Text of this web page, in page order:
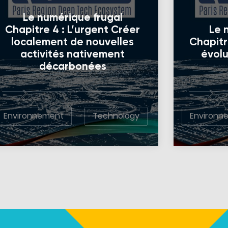
Le numérique frugal
Chapitre 4 : L’urgent Créer
localement de nouvelles
activités nativement
décarbonées
Environnement Technology
Le